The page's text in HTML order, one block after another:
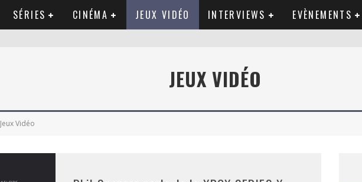
SÉRIES CINÉMA JEUX VIDÉO INTERVIEWS EVÈNEMENTS
JEUX VIDÉO
Jeux Vidéo